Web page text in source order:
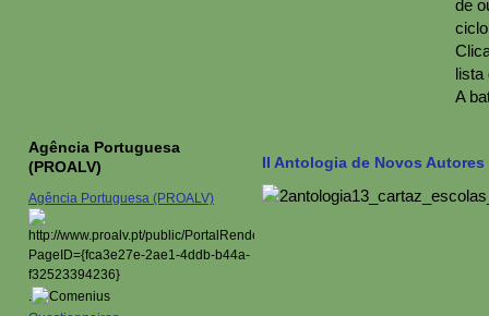
de
lista
A
II Antologia de Novos Autores
Agência Portuguesa
(PROALV)
Agência Portuguesa (PROALV)
.